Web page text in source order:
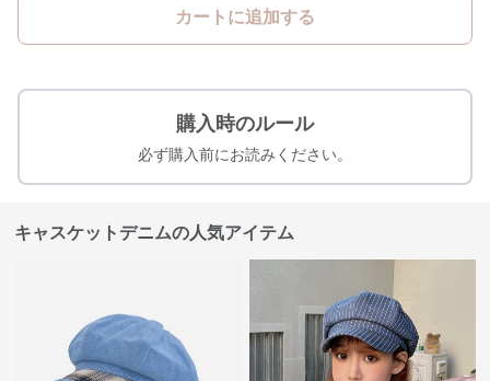
カートに追加する
購入時のルール
必ず購入前にお読みください。
キャスケットデニムの人気アイテム